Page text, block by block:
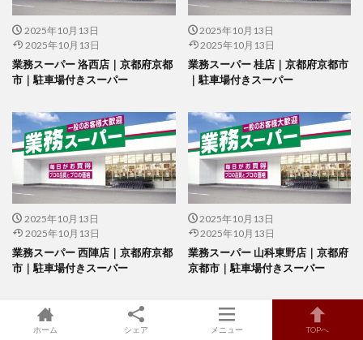
2025年10月13日
2025年10月13日
業務スーパー 洛西店｜京都府京都
市｜駐車場付きスーパー
2025年10月13日
2025年10月13日
業務スーパー 桂店｜京都府京都市
｜駐車場付きスーパー
2025年10月13日
2025年10月13日
業務スーパー 西陣店｜京都府京都
市｜駐車場付きスーパー
2025年10月13日
2025年10月13日
業務スーパー 山科東野店｜京都府
京都市｜駐車場付きスーパー
ホーム シェア メニュー TOPへ